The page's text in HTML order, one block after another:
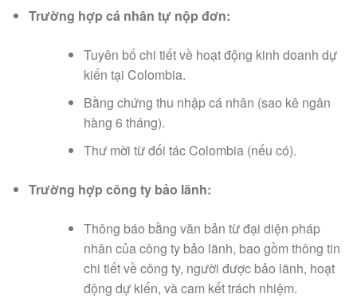
Trường hợp cá nhân tự nộp đơn:
Tuyên bố chi tiết về hoạt động kinh doanh dự
kiến tại Colombia.
Bằng chứng thu nhập cá nhân (sao kê ngân
hàng 6 tháng).
Thư mời từ đối tác Colombia (nếu có).
Trường hợp công ty bảo lãnh:
Thông báo bằng văn bản từ đại diện pháp
nhân của công ty bảo lãnh, bao gồm thông tin
chi tiết về công ty, người được bảo lãnh, hoạt
động dự kiến, và cam kết trách nhiệm.